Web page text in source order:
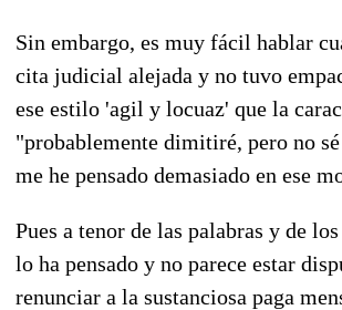
Sin embargo, es muy fácil hablar
cita judicial alejada y no tuvo
ese estilo 'agil y locuaz' que la
"probablemente dimitiré, pero no
me he pensado demasiado en ese
Pues a tenor de las palabras y de
lo ha pensado y no parece estar
renunciar a la sustanciosa paga